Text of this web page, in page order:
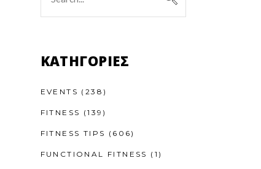
KΑΤΗΓΟΡΊΕΣ
EVENTS (238)
FITNESS (139)
FITNESS TIPS (606)
FUNCTIONAL FITNESS (1)